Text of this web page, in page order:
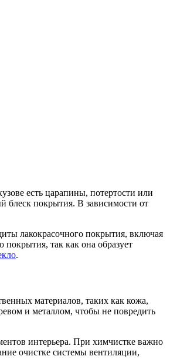
есть царапины, потертости или
блеск покрытия. В зависимости от
лакокрасочного покрытия, включая
так как она образует
.
материалов, таких как кожа,
и металлом, чтобы не повредить
интерьера. При химчистке важно
очистке системы вентиляции,